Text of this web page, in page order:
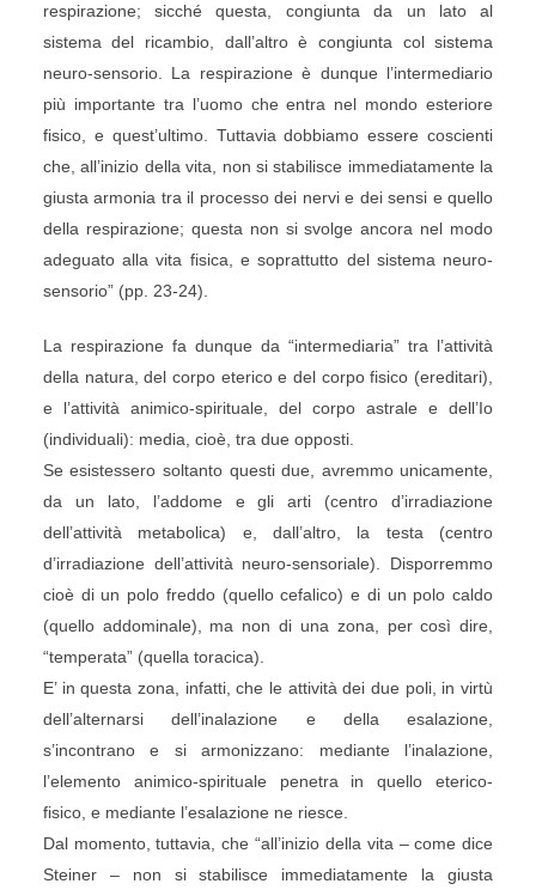
respirazione; sicché questa, congiunta da un lato al
sistema del ricambio, dall’altro è congiunta col sistema
neuro-sensorio. La respirazione è dunque l’intermediario
più importante tra l’uomo che entra nel mondo esteriore
fisico, e quest’ultimo. Tuttavia dobbiamo essere coscienti
che, all’inizio della vita, non si stabilisce immediatamente la
giusta armonia tra il processo dei nervi e dei sensi e quello
della respirazione; questa non si svolge ancora nel modo
adeguato alla vita fisica, e soprattutto del sistema neuro-
sensorio” (pp. 23-24).
La respirazione fa dunque da “intermediaria” tra l’attività
della natura, del corpo eterico e del corpo fisico (ereditari),
e l’attività animico-spirituale, del corpo astrale e dell’Io
(individuali): media, cioè, tra due opposti.
Se esistessero soltanto questi due, avremmo unicamente,
da un lato, l’addome e gli arti (centro d’irradiazione
dell’attività metabolica) e, dall’altro, la testa (centro
d’irradiazione dell’attività neuro-sensoriale). Disporremmo
cioè di un polo freddo (quello cefalico) e di un polo caldo
(quello addominale), ma non di una zona, per così dire,
“temperata” (quella toracica).
E’ in questa zona, infatti, che le attività dei due poli, in virtù
dell’alternarsi dell’inalazione e della esalazione,
s’incontrano e si armonizzano: mediante l’inalazione,
l’elemento animico-spirituale penetra in quello eterico-
fisico, e mediante l’esalazione ne riesce.
Dal momento, tuttavia, che “all’inizio della vita – come dice
Steiner – non si stabilisce immediatamente la giusta